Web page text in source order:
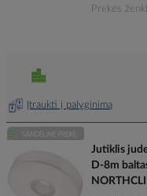
Prekės
Įtraukti į palyginimą
Jutiklis
D-8m